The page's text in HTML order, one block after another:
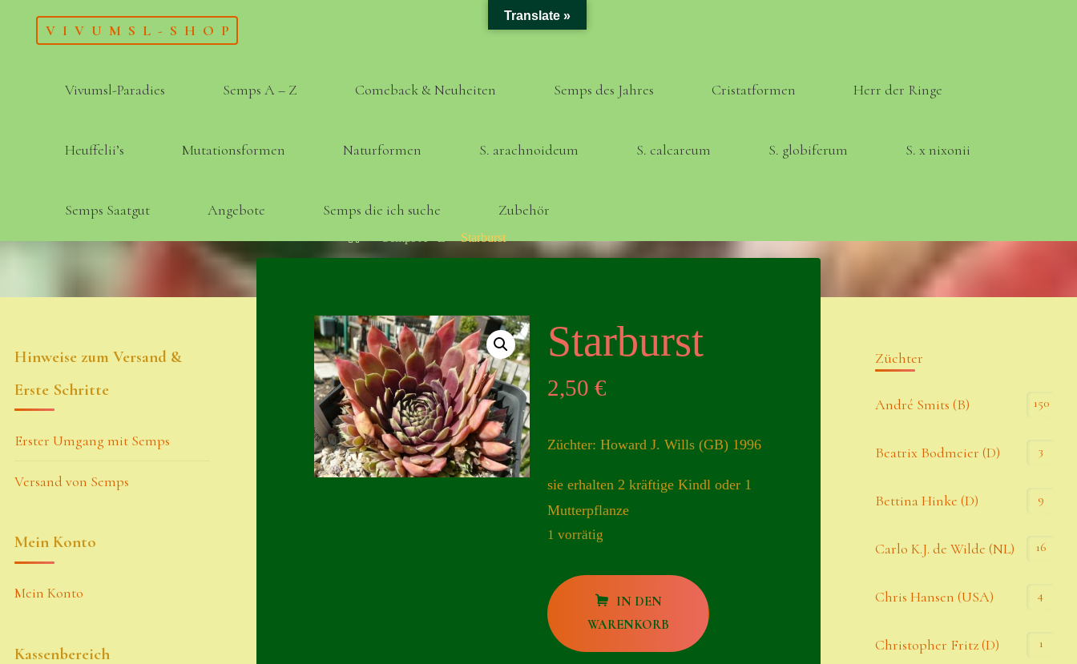
VIVUMSL-SHOP
Vivumsl-Paradies Semps A – Z Comeback & Neuheiten Semps des Jahres Cristatformen Herr der Ringe
Heuffelii’s Mutationsformen Naturformen S. arachnoideum S. calcareum S. globiferum S. x nixonii
Semps Saatgut Angebote Semps die ich suche Zubehör
Kategorien
Semps A - Z Starburst
Starburst
2,50€
Züchter: Howard J. Wills (GB) 1996
sie erhalten 2 kräftige Kindl oder 1
Mutterpflanze
1 vorrätig
Starburst
Menge
IN DEN
WARENKORB
Hinweise zum Versand &
Erste Schritte
Erster Umgang mit Semps
Versand von Semps
Mein Konto
Mein Konto
Kassenbereich
Züchter
André Smits (B) 150
Beatrix Bodmeier (D) 3
Bettina Hinke (D) 9
Carlo K.J. de Wilde (NL) 16
Chris Hansen (USA) 4
Christopher Fritz (D) 1
Translate »